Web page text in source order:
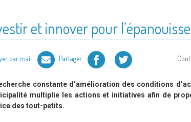
et innover pour
par mail Partager Facebook Twitter
constante d’amélioration des conditions
multiplie les actions et initiatives afin de
des tout-petits.